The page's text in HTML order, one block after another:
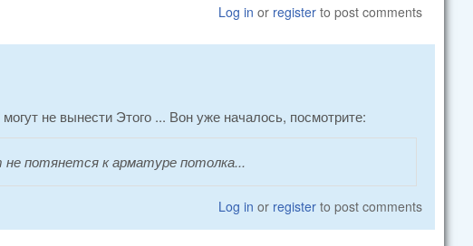
Log in or register to post comments
не вынести Этого ... Вон уже началось, посмотрите:
потянется к арматуре потолка...
Log in or register to post comments